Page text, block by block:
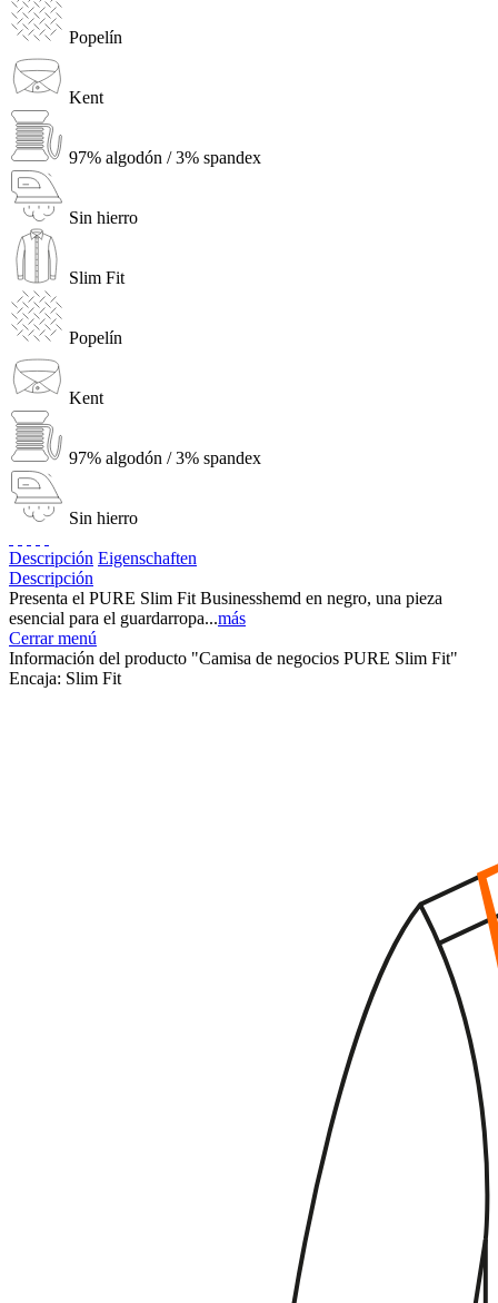
Popelín
Kent
97% algodón / 3% spandex
Sin hierro
Slim Fit
Popelín
Kent
97% algodón / 3% spandex
Sin hierro
Descripción Eigenschaften
Descripción
Presenta el PURE Slim Fit Businesshemd en negro, una pieza
esencial para el guardarropa...más
Cerrar menú
Información del producto "Camisa de negocios PURE Slim Fit"
Encaja: Slim Fit